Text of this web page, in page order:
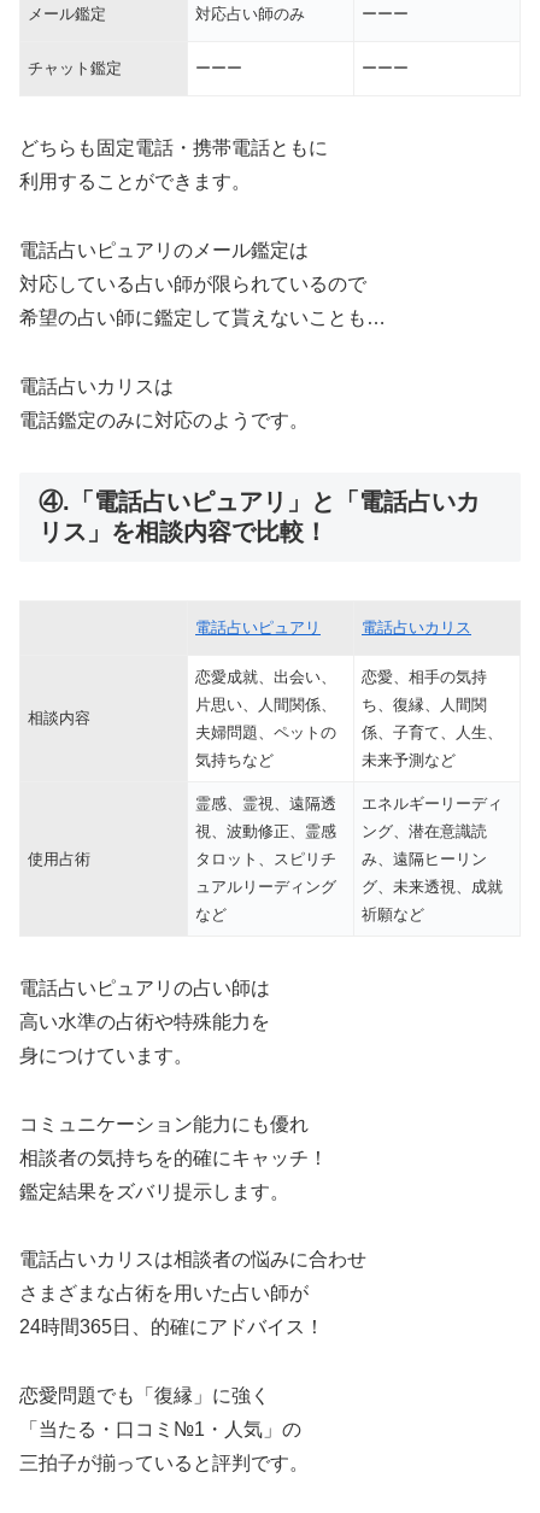
メール鑑定 対応占い師のみ ーーー
チャット鑑定 ーーー ーーー
どちらも固定電話・携帯電話ともに
利用することができます。
電話占いピュアリのメール鑑定は
対応している占い師が限られているので
希望の占い師に鑑定して貰えないことも…
電話占いカリスは
電話鑑定のみに対応のようです。
④.「電話占いピュアリ」と「電話占いカ
リス」を相談内容で比較！
電話占いピュアリ 電話占いカリス
相談内容
恋愛成就、出会い、
片思い、人間関係、
夫婦問題、ペットの
気持ちなど
恋愛、相手の気持
ち、復縁、人間関
係、子育て、人生、
未来予測など
使用占術
霊感、霊視、遠隔透
視、波動修正、霊感
タロット、スピリチ
ュアルリーディング
など
エネルギーリーディ
ング、潜在意識読
み、遠隔ヒーリン
グ、未来透視、成就
祈願など
電話占いピュアリの占い師は
高い水準の占術や特殊能力を
身につけています。
コミュニケーション能力にも優れ
相談者の気持ちを的確にキャッチ！
鑑定結果をズバリ提示します。
電話占いカリスは相談者の悩みに合わせ
さまざまな占術を用いた占い師が
24時間365日、的確にアドバイス！
恋愛問題でも「復縁」に強く
「当たる・口コミ№1・人気」の
三拍子が揃っていると評判です。